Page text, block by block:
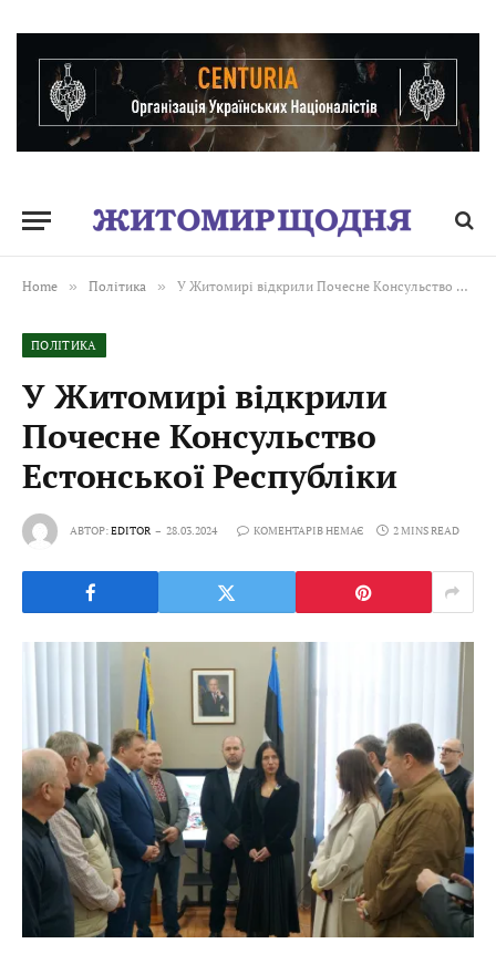
Home » Політика » У Житомирі відкрили Почесне Консульство Естонської Республіки
ПОЛІТИКА
У Житомирі відкрили
Почесне Консульство
Естонської Республіки
АВТОР:EDITOR 28.03.2024 КОМЕНТАРІВ НЕМАЄ 2 MINS READ